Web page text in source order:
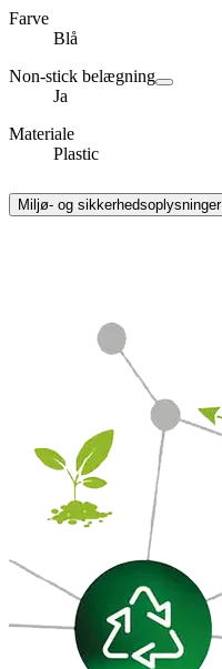
Farve
Blå
Non-stick belægning
Ja
Materiale
Plastic
Miljø- og sikkerhedsoplysninger